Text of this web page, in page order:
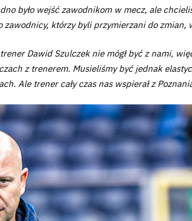
było wejść zawodnikom w mecz, ale
zawodnicy, którzy byli przymierzani do
Dawid Szulczek nie mógł być z nami,
z trenerem. Musieliśmy być jednak
Ale trener cały czas nas wspierał z